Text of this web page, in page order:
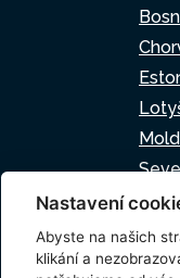
Nastavení
Abyste na našich
klikání a